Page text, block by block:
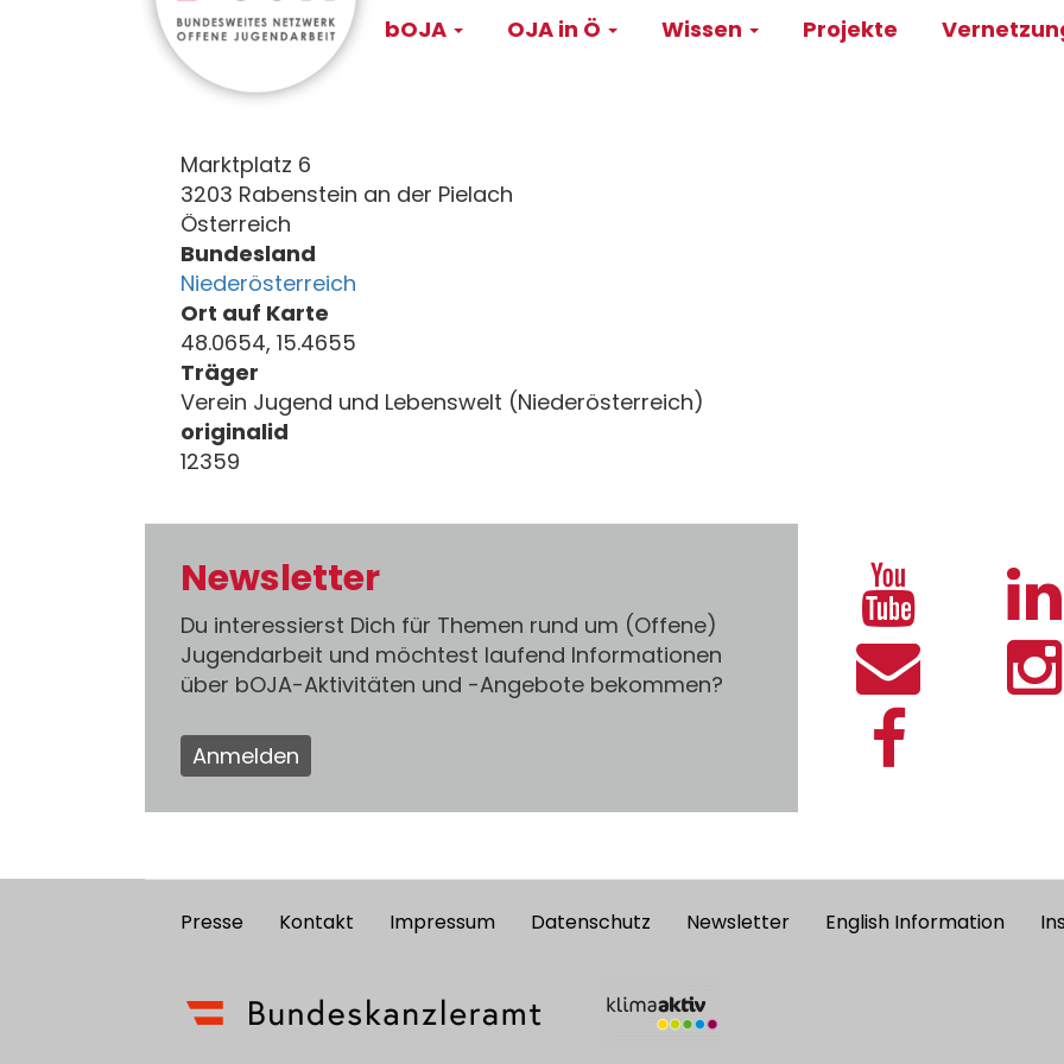
Main
bOJA OJA in Ö Wissen Projekte
Marktplatz 6
3203 Rabenstein an der Pielach
Österreich
Bundesland
Niederösterreich
Ort auf Karte
48.0654, 15.4655
Träger
Verein Jugend und Lebenswelt (Niederösterreich)
originalid
12359
Newsletter
Du interessierst Dich für Themen rund um (Offene)
Jugendarbeit und möchtest laufend Informationen
über bOJA-Aktivitäten und -Angebote bekommen?
Anmelden
Footer
Presse Kontakt Impressum Datenschutz Newsletter English Information